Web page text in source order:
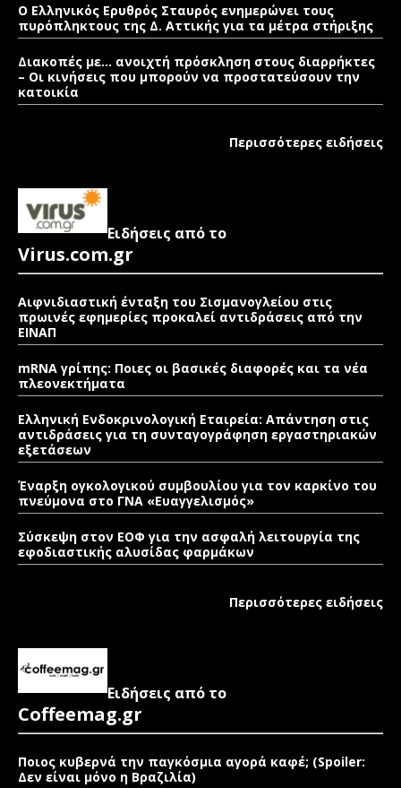
Ο Ελληνικός Ερυθρός Σταυρός ενημερώνει τους
πυρόπληκτους της Δ. Αττικής για τα μέτρα στήριξης
Διακοπές με… ανοιχτή πρόσκληση στους διαρρήκτες
– Οι κινήσεις που μπορούν να προστατεύσουν την
κατοικία
Περισσότερες ειδήσεις
Ειδήσεις από το
Virus.com.gr
Αιφνιδιαστική ένταξη του Σισμανογλείου στις
πρωινές εφημερίες προκαλεί αντιδράσεις από την
ΕΙΝΑΠ
mRNA γρίπης: Ποιες οι βασικές διαφορές και τα νέα
πλεονεκτήματα
Ελληνική Ενδοκρινολογική Εταιρεία: Απάντηση στις
αντιδράσεις για τη συνταγογράφηση εργαστηριακών
εξετάσεων
Έναρξη ογκολογικού συμβουλίου για τον καρκίνο του
πνεύμονα στο ΓΝΑ «Ευαγγελισμός»
Σύσκεψη στον ΕΟΦ για την ασφαλή λειτουργία της
εφοδιαστικής αλυσίδας φαρμάκων
Περισσότερες ειδήσεις
Ειδήσεις από το
Coffeemag.gr
Ποιος κυβερνά την παγκόσμια αγορά καφέ; (Spoiler:
Δεν είναι μόνο η Βραζιλία)